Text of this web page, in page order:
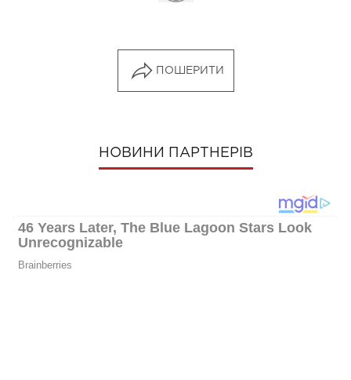
ПОШЕРИТИ
НОВИНИ ПАРТНЕРІВ